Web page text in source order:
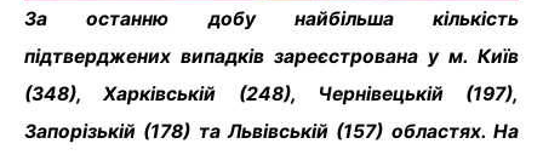
За останню добу найбільша кількість
підтверджених випадків зареєстрована у м. Київ
(348), Харківській (248), Чернівецькій (197),
Запорізькій (178) та Львівській (157) областях. На